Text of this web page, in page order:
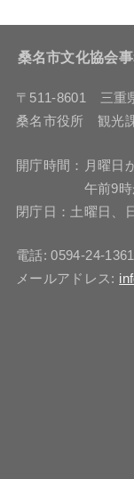
桑名市文化協会
〒511-8601 三重
桑名市役所 観光
開庁時間：月曜日
午前9時から
閉庁日：土曜日、
電話: 0594-24-
メールアドレス: